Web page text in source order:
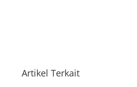
Artikel Terkait